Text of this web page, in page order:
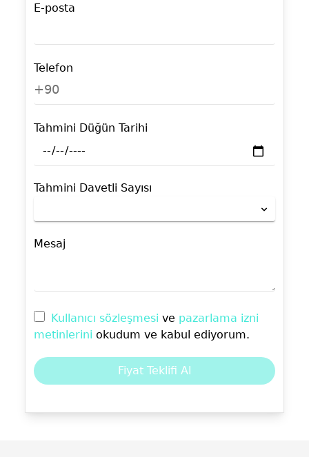
E-posta
Telefon
+90
Tahmini Düğün Tarihi
Tahmini Davetli Sayısı
Mesaj
Kullanıcı sözleşmesi ve pazarlama izni
metinlerini okudum ve kabul ediyorum.
Fiyat Teklifi Al